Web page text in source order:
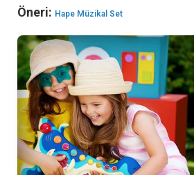
Öneri: Hape Müzikal Set